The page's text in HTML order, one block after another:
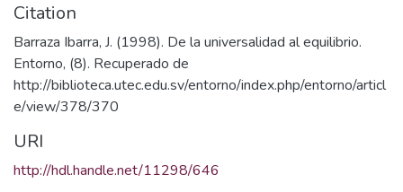
Citation
Barraza Ibarra, J. (1998). De la universalidad al equilibrio.
Entorno, (8). Recuperado de
http://biblioteca.utec.edu.sv/entorno/index.php/entorno/articl
e/view/378/370
URI
http://hdl.handle.net/11298/646